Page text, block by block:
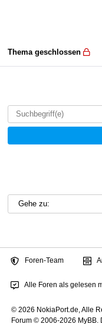
Thema geschlossen
Foren-Team
Alle Foren als gelesen
© 2026 NokiaPort.de, Alle
Forum © 2006-2026 MyBB